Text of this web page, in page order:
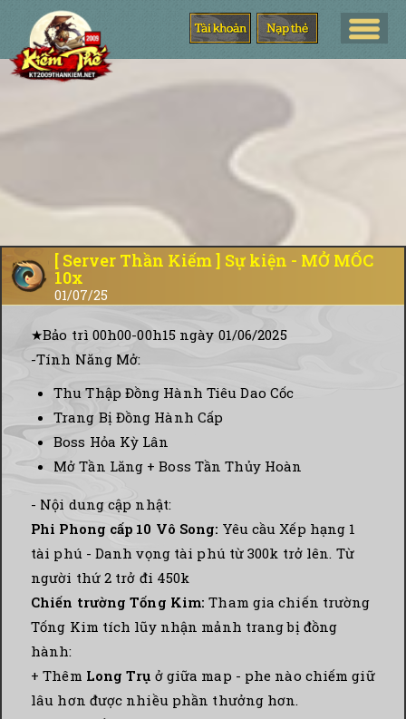
[ Server Thần Kiếm ] Sự kiện - MỞ MỐC
10x
01/07/25
★Bảo trì 00h00-00h15 ngày 01/06/2025
-Tính Năng Mở:
Thu Thập Đồng Hành Tiêu Dao Cốc
Trang Bị Đồng Hành Cấp
Boss Hỏa Kỳ Lân
Mở Tần Lăng + Boss Tần Thủy Hoàn
- Nội dung cập nhật:
Phi Phong cấp 10 Vô Song: Yêu cầu Xếp hạng 1
tài phú - Danh vọng tài phú từ 300k trở lên. Từ
người thứ 2 trở đi 450k
Chiến trường Tống Kim: Tham gia chiến trường
Tống Kim tích lũy nhận mảnh trang bị đồng
hành:
+ Thêm Long Trụ ở giữa map - phe nào chiếm giữ
lâu hơn được nhiều phần thưởng hơn.